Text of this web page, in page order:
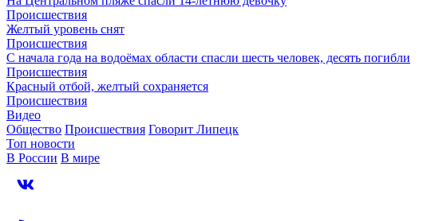
Происшествия
Желтый уровень снят
Происшествия
С начала года на водоёмах области спасли шесть человек, десять погибли
Происшествия
Красный отбой, желтый сохраняется
Происшествия
Видео
Общество Происшествия Говорит Липецк
Топ новости
В России В мире